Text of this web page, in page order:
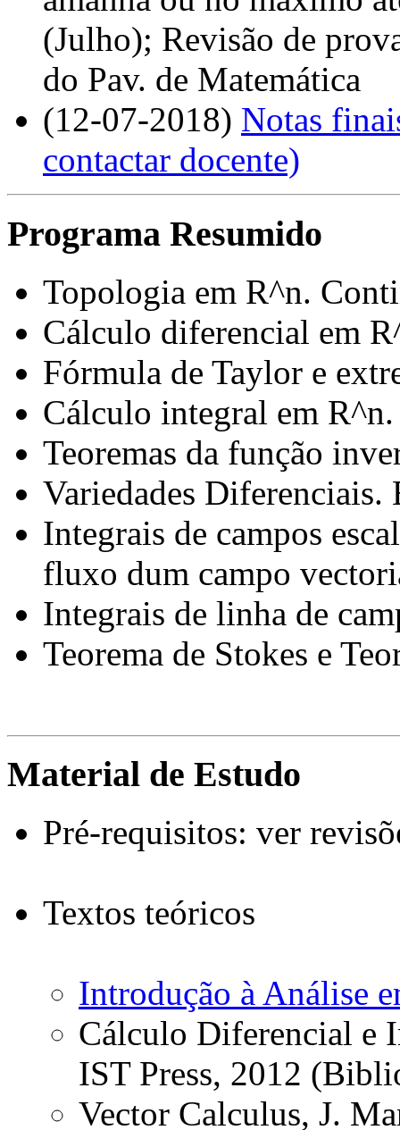
(Julho); Revisão de
do Pav. de Matemática
(12-07-2018) Notas
contactar docente)
Programa Resumido
Topologia em R^n.
Cálculo diferencial em
Fórmula de Taylor e
Cálculo integral em R^n.
Teoremas da função
Variedades
Integrais de campos
fluxo dum campo
Integrais de linha de
Teorema de Stokes e
Material de Estudo
Pré-requisitos: ver
Textos teóricos
Introdução à Análise
Cálculo Diferencial e
IST Press, 2012
Vector Calculus, J.